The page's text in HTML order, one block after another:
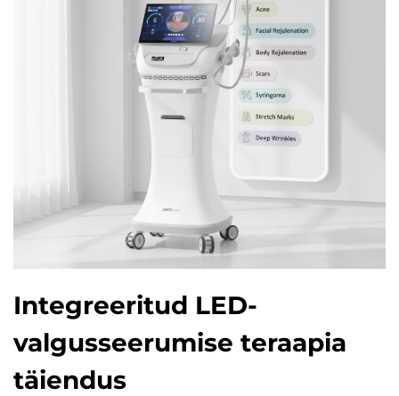
Integreeritud LED-
valgusseerumise teraapia
täiendus